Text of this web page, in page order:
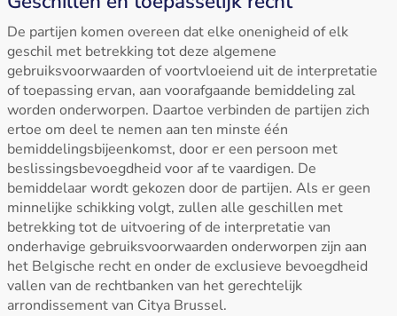
De partijen komen overeen dat elke onenigheid of elk
geschil met betrekking tot deze algemene
gebruiksvoorwaarden of voortvloeiend uit de interpretatie
of toepassing ervan, aan voorafgaande bemiddeling zal
worden onderworpen. Daartoe verbinden de partijen zich
ertoe om deel te nemen aan ten minste één
bemiddelingsbijeenkomst, door er een persoon met
beslissingsbevoegdheid voor af te vaardigen. De
bemiddelaar wordt gekozen door de partijen. Als er geen
minnelijke schikking volgt, zullen alle geschillen met
betrekking tot de uitvoering of de interpretatie van
onderhavige gebruiksvoorwaarden onderworpen zijn aan
het Belgische recht en onder de exclusieve bevoegdheid
vallen van de rechtbanken van het gerechtelijk
arrondissement van Citya Brussel.